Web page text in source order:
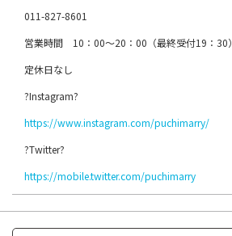
011-827-8601
営業時間 10：00～20：00（最終受付19：30）
定休日なし
?Instagram?
https://www.instagram.com/puchimarry/
?Twitter?
https://mobile.twitter.com/puchimarry